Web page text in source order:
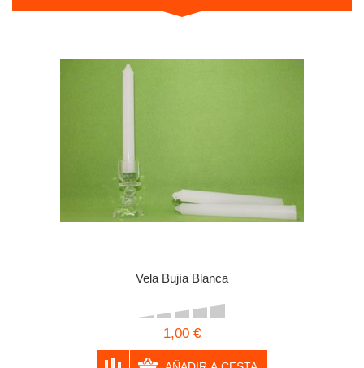
Vela Bujía Blanca
1,00 €